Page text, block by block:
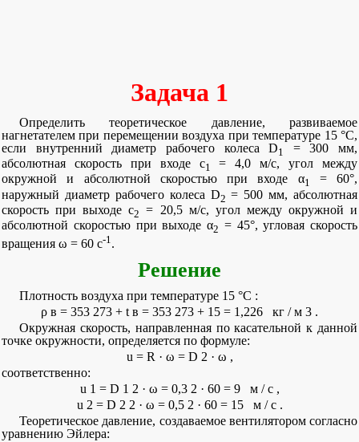
Задача 1
Определить теоретическое давление, развиваемое
нагнетателем при перемещении воздуха при температуре 15 °С,
если внутренний диаметр рабочего колеса D1
= 300 мм,
абсолютная скорость при входе c1
= 4,0 м/c, угол между
окружной и абсолютной скоростью при входе α1 = 60°,
наружный диаметр рабочего колеса D2 = 500 мм, абсолютная
скорость при выходе c2 = 20,5 м/c, угол между окружной и
абсолютной скоростью при выходе α2 = 45°, угловая скорость
вращения ω = 60 с-1.
Решение
Плотность воздуха при температуре 15 °C :
ρ в = 353 273 + t в = 353 273 + 15 = 1,226 кг / м 3 .
Окружная скорость, направленная по касательной к данной
точке окружности, определяется по формуле:
u = R · ω = D 2 · ω ,
соответственно:
u 1 = D 1 2 · ω = 0,3 2 · 60 = 9 м / с ,
u 2 = D 2 2 · ω = 0,5 2 · 60 = 15 м / с .
Теоретическое давление, создаваемое вентилятором согласно
уравнению Эйлера: